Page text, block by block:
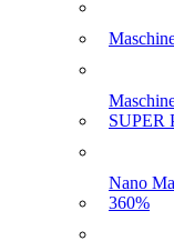
SUPER
Nano
360%